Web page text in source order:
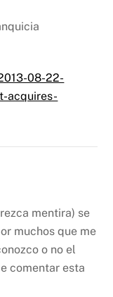
08-22-
acquires-
mentira) se
muchos que me
o no el
comentar esta